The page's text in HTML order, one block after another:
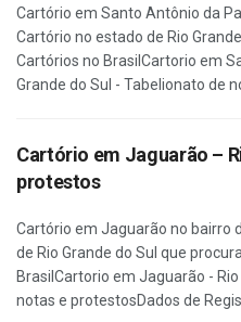
Cartório em Santo Antônio da
Cartório no estado de Rio
Cartórios no BrasilCartorio em
Grande do Sul - Tabelionato de
Cartório em Jaguarão –
protestos
Cartório em Jaguarão no bairro
de Rio Grande do Sul que
BrasilCartorio em Jaguarão -
notas e protestosDados de